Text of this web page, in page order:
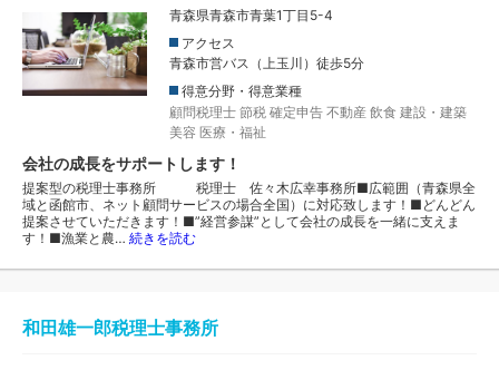
青森県青森市青葉1丁目5-4
アクセス
青森市営バス（上玉川）徒歩5分
得意分野・得意業種
顧問税理士 節税 確定申告 不動産 飲食 建設・建築
美容 医療・福祉
会社の成長をサポートします！
提案型の税理士事務所 税理士 佐々木広幸事務所■広範囲（青森県全
域と函館市、ネット顧問サービスの場合全国）に対応致します！■どんどん
提案させていただきます！■”経営参謀”として会社の成長を一緒に支えま
す！■漁業と農… 続きを読む
和田雄一郎税理士事務所